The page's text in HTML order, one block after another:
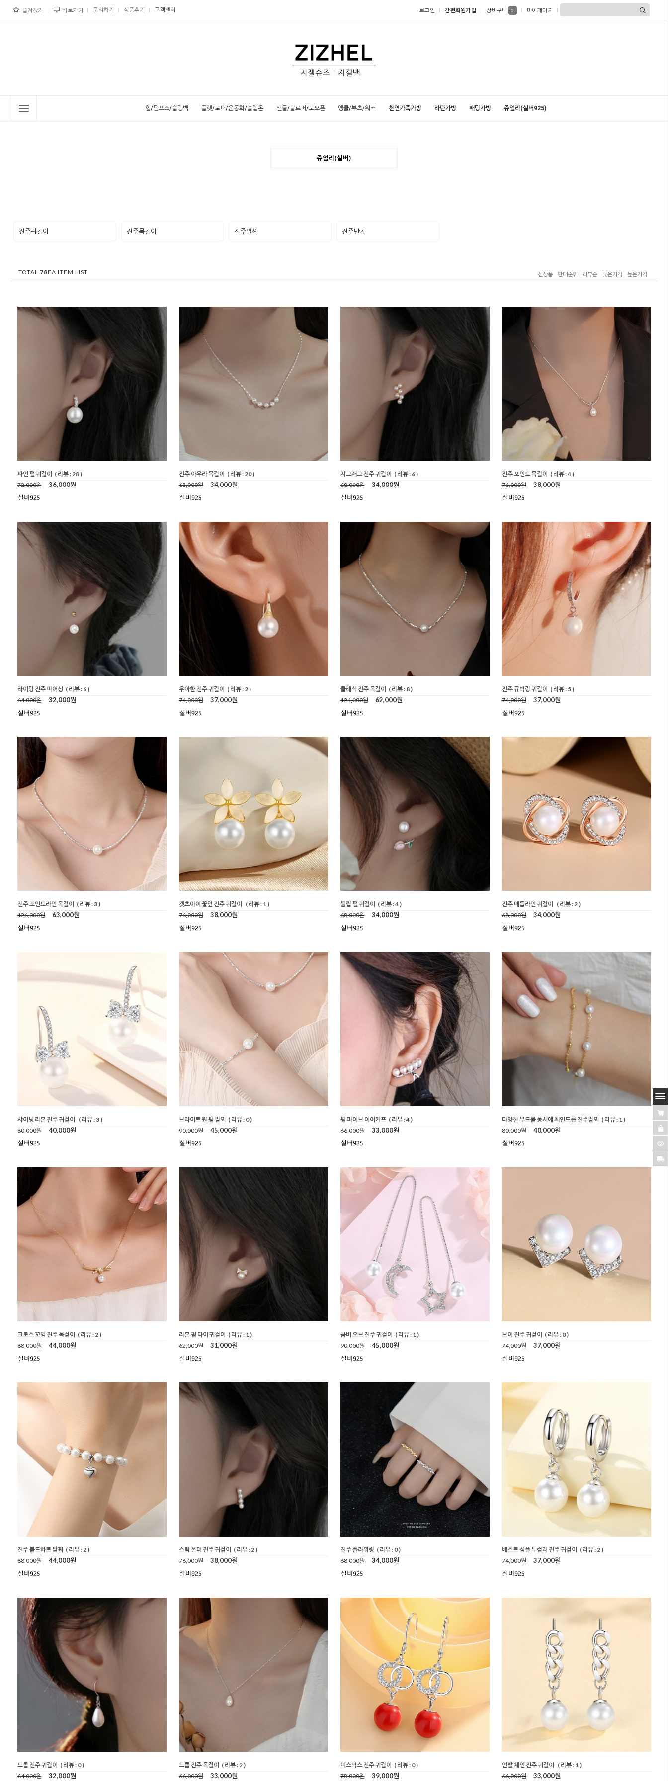
즐겨찾기 바로가기 문의하기 상품후기 고객센터 로그인 간편회원가입 장바구니 0 마이페이지
힐/펌프스/슬링백 플랫/로퍼/운동화/슬립온 샌들/블로퍼/토오픈 앵클/부츠/워커 천연가죽가방 라탄가방 패딩가방 쥬얼리(실버925)
쥬얼리(실버)
진주귀걸이 진주목걸이 진주팔찌 진주반지
TOTAL 78EA ITEM LIST 신상품 판매순위 리뷰순 낮은가격 높은가격
파인 펄 귀걸이
( 리뷰 : 28 )
72,000원
36,000원
진주 아우라 목걸이
( 리뷰 : 20 )
68,000원
34,000원
지그재그 진주 귀걸이
( 리뷰 : 6 )
68,000원
34,000원
진주 포인트 목걸이
( 리뷰 : 4 )
76,000원
38,000원
라이팅 진주 피어싱 ( 리뷰 : 6 )
64,000원
32,000원
우아한 진주 귀걸이
( 리뷰 : 2 )
74,000원
37,000원
클래식 진주 목걸이
( 리뷰 : 8 )
124,000원
62,000원
진주 큐빅링 귀걸이
( 리뷰 : 5 )
74,000원
37,000원
진주 포인트라인 목걸이
( 리뷰 : 3 )
126,000원
63,000원
캣츠아이 꽃잎 진주 귀걸이
( 리뷰 : 1 )
76,000원
38,000원
튤립 펄 귀걸이
( 리뷰 : 4 )
68,000원
34,000원
진주 매듭라인 귀걸이
( 리뷰 : 2 )
68,000원
34,000원
샤이닝 리본 진주 귀걸이
( 리뷰 : 3 )
80,000원
40,000원
브라이트 원 펄 팔찌 ( 리뷰 : 0 )
90,000원
45,000원
펄 파이브 이어커프 ( 리뷰 : 4 )
66,000원
33,000원
다양한 무드를 동시에 체인드롭 진주팔찌 ( 리뷰 : 1 )
80,000원
40,000원
크로스 꼬임 진주 목걸이
( 리뷰 : 2 )
88,000원
44,000원
리본 펄 타이 귀걸이
( 리뷰 : 1 )
62,000원
31,000원
콤비 오브 진주 귀걸이
( 리뷰 : 1 )
90,000원
45,000원
브이 진주 귀걸이
( 리뷰 : 0 )
74,000원
37,000원
진주 볼드하트 팔찌 ( 리뷰 : 2 )
88,000원
44,000원
스틱 온더 진주 귀걸이
( 리뷰 : 2 )
76,000원
38,000원
진주 플라워링 ( 리뷰 : 0 )
68,000원
34,000원
베스트 심플 투컬러 진주 귀걸이
( 리뷰 : 2 )
74,000원
37,000원
드롭 진주 귀걸이
( 리뷰 : 0 )
64,000원
32,000원
드롭 진주 목걸이
( 리뷰 : 2 )
66,000원
33,000원
미스믹스 진주 귀걸이
( 리뷰 : 0 )
78,000원
39,000원
언발 체인 진주 귀걸이
( 리뷰 : 1 )
66,000원
33,000원